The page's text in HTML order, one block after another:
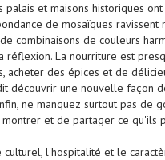
palais et maisons historiques
de mosaïques
combinaisons de couleurs
réflexion. La nourriture est
acheter des épices et de
découvrir une nouvelle façon
ne manquez surtout pas de
et de partager ce qu'ils
l'hospitalité et le